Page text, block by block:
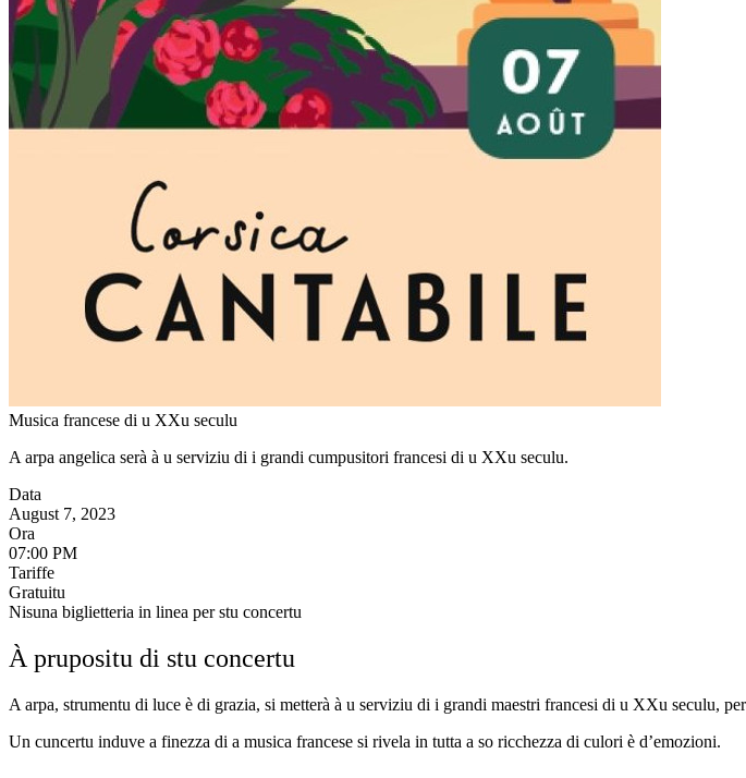
Musica francese di u XXu seculu
A arpa angelica serà à u serviziu di i grandi cumpusitori francesi di u XXu seculu.
Data
August 7, 2023
Ora
07:00 PM
Tariffe
Gratuitu
Nisuna biglietteria in linea per stu concertu
À prupositu di stu concertu
A arpa, strumentu di luce è di grazia, si metterà à u serviziu di i grandi maestri francesi di u XXu seculu,
Un cuncertu induve a finezza di a musica francese si rivela in tutta a so ricchezza di culori è d’emozioni.